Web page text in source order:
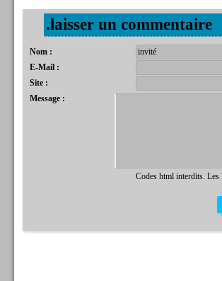
.laisser un commentaire
Nom :
E-Mail :
Site :
Message :
Codes html interdits. Les